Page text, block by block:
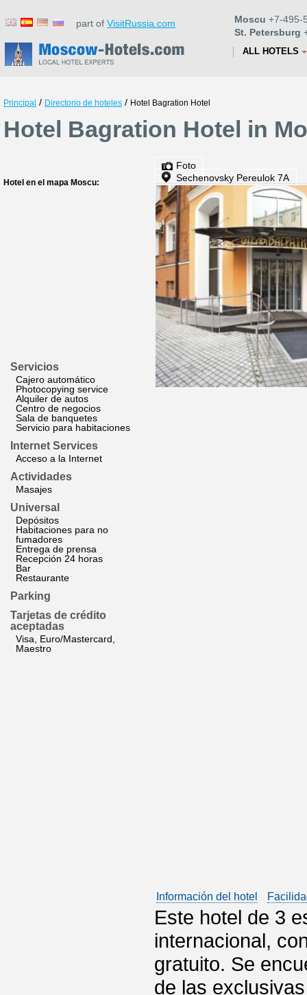
part of VisitRussia.com Moscu +7-495-
St. Petersburg
ALL HOTELS
Principal / Directorio de hoteles / Hotel Bagration Hotel
Hotel Bagration Hotel in
Hotel en el mapa Moscu:
Servicios
Cajero automático
Photocopying service
Alquiler de autos
Centro de negocios
Sala de banquetes
Servicio para habitaciones
Internet Services
Acceso a la Internet
Actividades
Masajes
Universal
Depósitos
Habitaciones para no
fumadores
Entrega de prensa
Recepción 24 horas
Bar
Restaurante
Parking
Tarjetas de crédito
aceptadas
Visa, Euro/Mastercard,
Maestro
Foto
Sechenovsky Pereulok 7A
Información del hotel
Este hotel de 3
internacional,
gratuito. Se
de las